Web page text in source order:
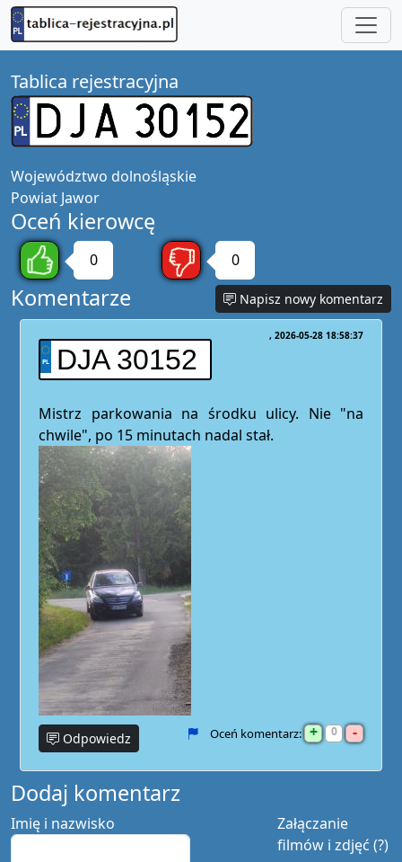
Tablica rejestracyjna
Województwo dolnośląskie
Powiat Jawor
Oceń kierowcę
0 0
Komentarze Napisz nowy komentarz
DJA 30152
2026-05-28 18:58:37
Mistrz parkowania na środku ulicy. Nie "na
chwile", po 15 minutach nadal stał.
Odpowiedz Oceń komentarz: + 0 -
Dodaj komentarz
Załączanie
filmów i zdjęć (?)
Imię i nazwisko